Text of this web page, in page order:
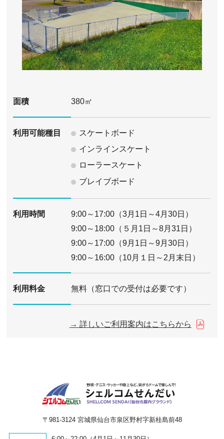
面積 380㎡
利用可能種目 スケートボード
インラインスケート
ローラースケート
ブレイブボード
利用時間
9:00～17:00（3月1日～4月30日）
9:00～18:00（５月1日～8月31日）
9:00～17:00（9月1日～9月30日）
9:00～16:00（10月１日～2月末日）
利用料金 無料（窓口での受付は必要です）
→ 詳しいご利用案内はこちらから
〒981-3124 宮城県仙台市泉区野村字新桂島前48